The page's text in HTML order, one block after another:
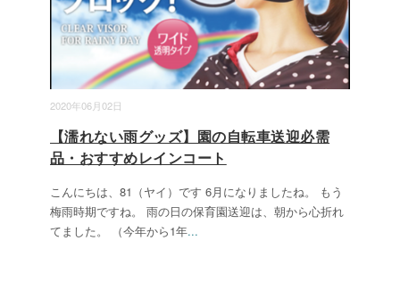
2020年06月02日
【濡れない雨グッズ】園の自転車送迎必需
品・おすすめレインコート
こんにちは、81（ヤイ）です 6月になりましたね。 もう
梅雨時期ですね。 雨の日の保育園送迎は、朝から心折れ
てました。 （今年から1年...